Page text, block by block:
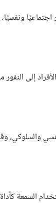
إلى
والسلوكي،
السمعة